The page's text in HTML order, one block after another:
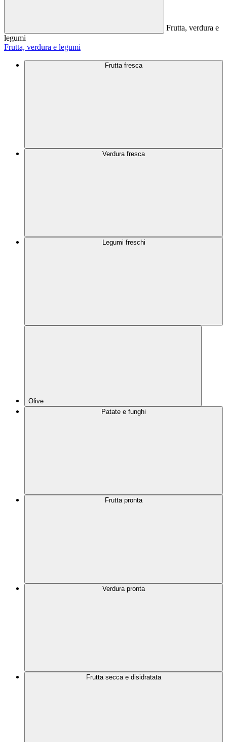
Frutta, verdura e
legumi
Frutta, verdura e legumi
Frutta fresca
Verdura fresca
Legumi freschi
Olive
Patate e funghi
Frutta pronta
Verdura pronta
Frutta secca e disidratata